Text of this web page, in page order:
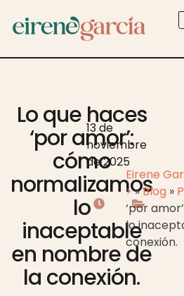
Lo que haces
‘por amor’:
cómo
normalizamos
lo
inaceptable
en nombre de
la conexión.
13 de
noviembre
de 2025
Eirene
>»Blog »
‘por
lo
conexión.